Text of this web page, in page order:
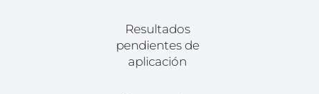
Resultados
pendientes de
aplicación